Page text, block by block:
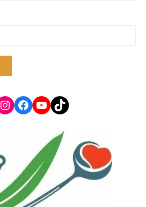
Instagram
Facebook
YouTube
TikTok